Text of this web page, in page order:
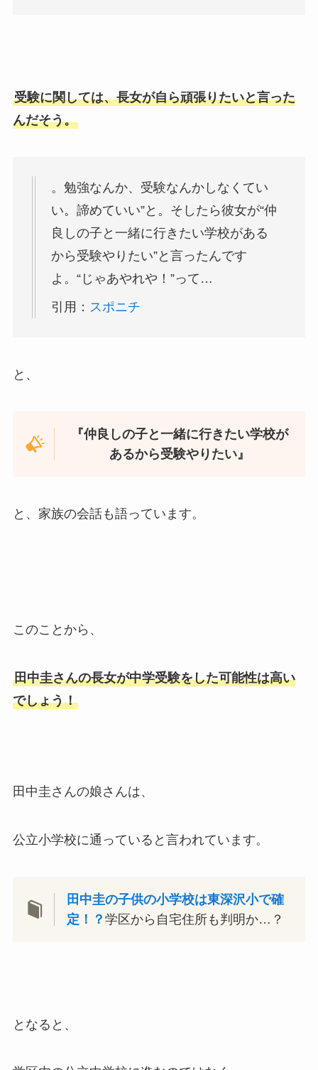
受験に関しては、長女が自ら頑張りたいと言った
んだそう。
。勉強なんか、受験なんかしなくてい
い。諦めていい”と。そしたら彼女が“仲
良しの子と一緒に行きたい学校がある
から受験やりたい”と言ったんです
よ。“じゃあやれや！”って…
引用： スポニチ
と、
『仲良しの子と一緒に行きたい学校が
あるから受験やりたい』
と、家族の会話も語っています。
このことから、
田中圭さんの長女が中学受験をした可能性は高い
でしょう！
田中圭さんの娘さんは、
公立小学校に通っていると言われています。
田中圭の子供の小学校は東深沢小で確
定！？学区から自宅住所も判明か…？
となると、